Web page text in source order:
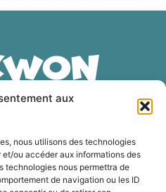
aux
nous utilisons des technologies
ou accéder aux informations des
technologies nous permettra de
de navigation ou les ID
nec ullamcorper mattis,
leo.